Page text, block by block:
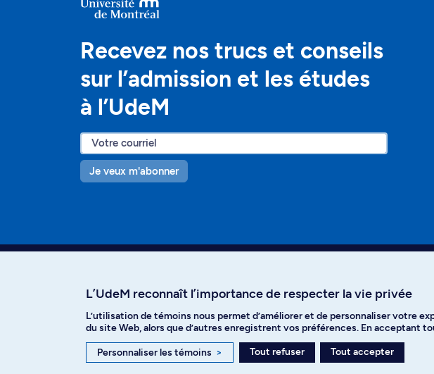
Recevez nos trucs et conseils
sur l’admission et les études
à l’UdeM
Je veux m'abonner
Facebook Instagram TikTok YouTube
L’UdeM reconnaît l’importance de respecter la vie privée
L’utilisation de témoins nous permet d’améliorer et de personnaliser votre
du site Web, alors que d’autres enregistrent vos préférences. En acceptant
Personnaliser les témoins > Tout refuser Tout accepter